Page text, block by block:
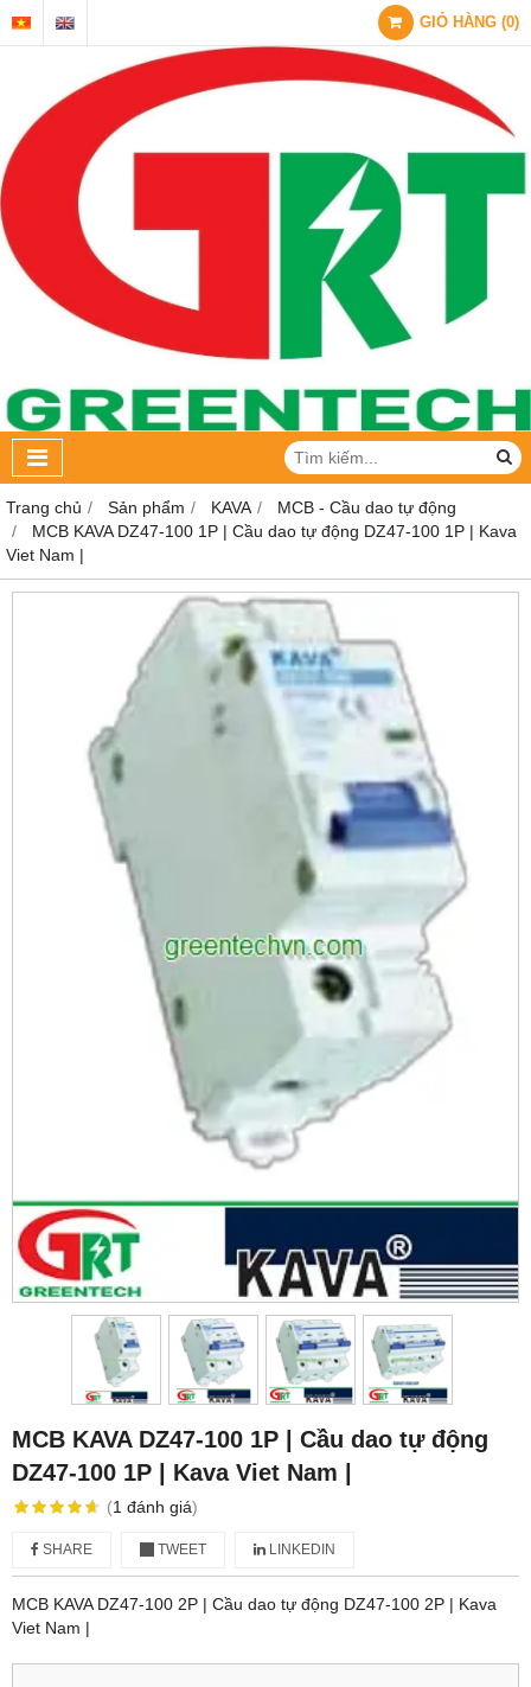
GIỎ HÀNG (0)
Trang chủ Sản phẩm KAVA
MCB - Cầu dao tự động
MCB KAVA DZ47-100 1P | Cầu dao tự động DZ47-100 1P | Kava
Viet Nam |
MCB KAVA DZ47-100 1P | Cầu dao tự động
DZ47-100 1P | Kava Viet Nam |
(1 đánh giá)
SHARE TWEET LINKEDIN
MCB KAVA DZ47-100 2P | Cầu dao tự động DZ47-100 2P | Kava
Viet Nam |